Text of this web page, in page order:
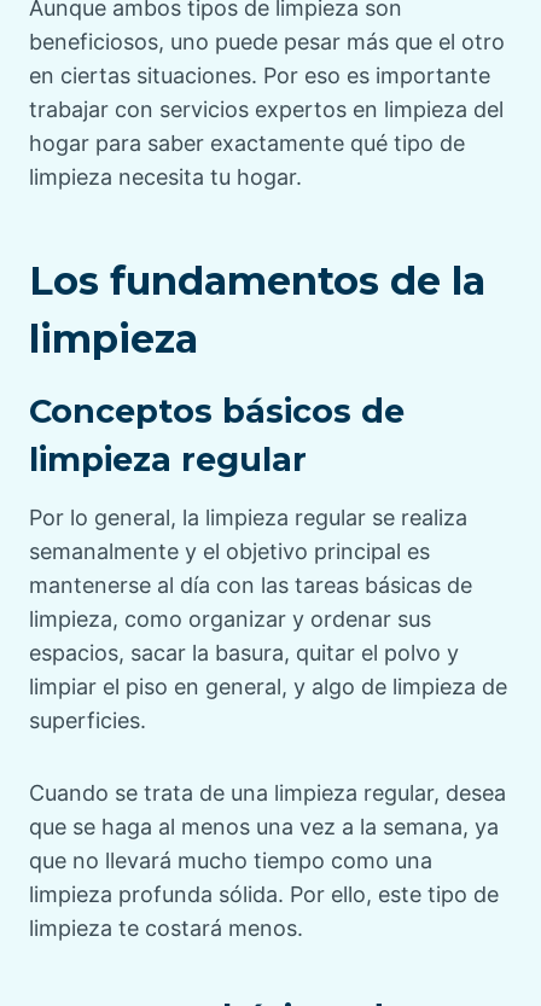
Aunque ambos tipos de limpieza son
beneficiosos, uno puede pesar más que el otro
en ciertas situaciones. Por eso es importante
trabajar con servicios expertos en limpieza del
hogar para saber exactamente qué tipo de
limpieza necesita tu hogar.
Los fundamentos de la
limpieza
Conceptos básicos de
limpieza regular
Por lo general, la limpieza regular se realiza
semanalmente y el objetivo principal es
mantenerse al día con las tareas básicas de
limpieza, como organizar y ordenar sus
espacios, sacar la basura, quitar el polvo y
limpiar el piso en general, y algo de limpieza de
superficies.
Cuando se trata de una limpieza regular, desea
que se haga al menos una vez a la semana, ya
que no llevará mucho tiempo como una
limpieza profunda sólida. Por ello, este tipo de
limpieza te costará menos.